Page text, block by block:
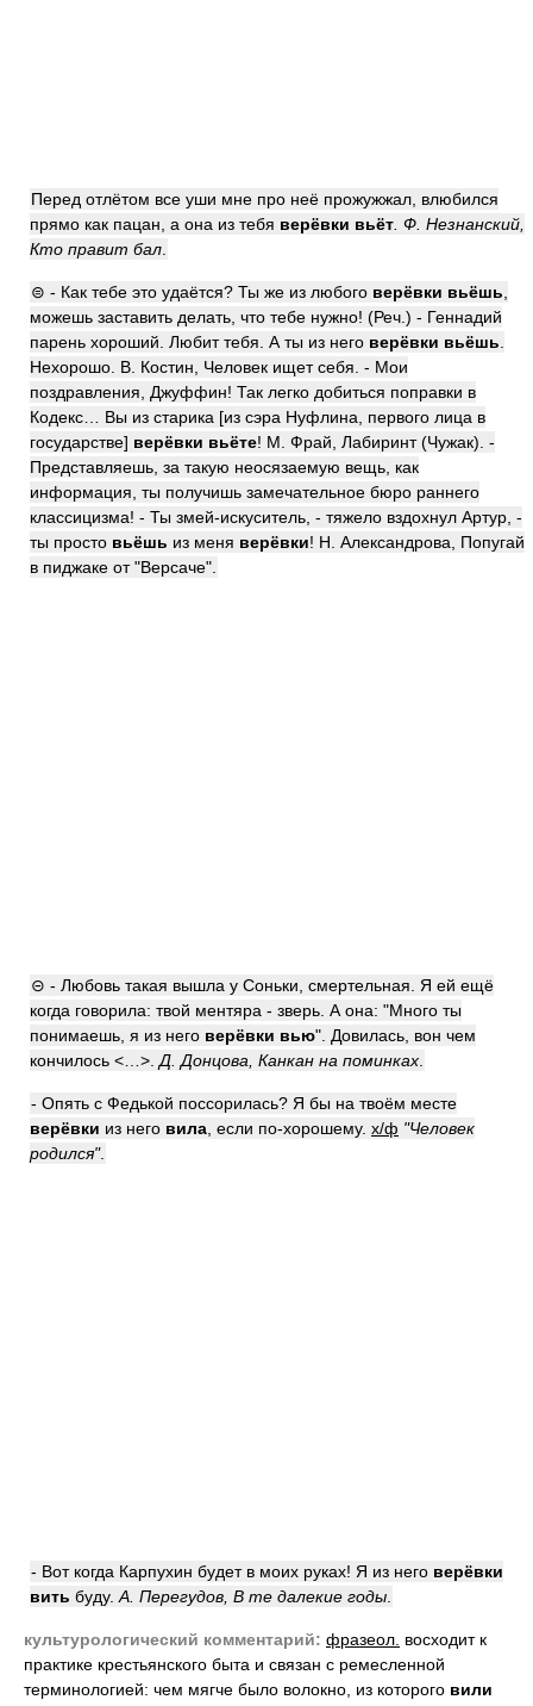
Перед отлётом все уши мне про неё прожужжал, влюбился
прямо как пацан, а она из тебя верёвки вьёт Ф. Незнанский,
Кто правит бал
⊜ - Как тебе это удаётся? Ты же из любого верёвки вьёшь
можешь заставить делать, что тебе нужно! (Реч.) - Геннадий
парень хороший. Любит тебя. А ты из него верёвки вьёшь
Нехорошо. В. Костин, Человек ищет себя. - Мои
поздравления, Джуффин! Так легко добиться поправки в
Кодекс… Вы из старика [из сэра Нуфлина, первого лица в
государстве] верёвки вьёте! М. Фрай, Лабиринт (Чужак). -
Представляешь, за такую неосязаемую вещь, как
информация, ты получишь замечательное бюро раннего
классицизма! - Ты змей-искуситель, - тяжело вздохнул Артур, -
ты просто вьёшь из меня верёвки! Н. Александрова, Попугай
в пиджаке от "Версаче".
⊝ - Любовь такая вышла у Соньки, смертельная. Я ей ещё
когда говорила: твой ментяра - зверь. А она: "Много ты
понимаешь, я из него верёвки вью". Довилась, вон чем
кончилось <…>. Д. Донцова, Канкан на поминках
- Опять с Федькой поссорилась? Я бы на твоём месте
верёвки из него вила , если по-хорошему. х/ф "Человек
родился".
- Вот когда Карпухин будет в моих руках! Я из него верёвки
вить буду. А. Перегудов, В те далекие годы
культурологический комментарий: фразеол. восходит к
практике крестьянского быта и связан с ремесленной
терминологией: чем мягче было волокно, из которого вили